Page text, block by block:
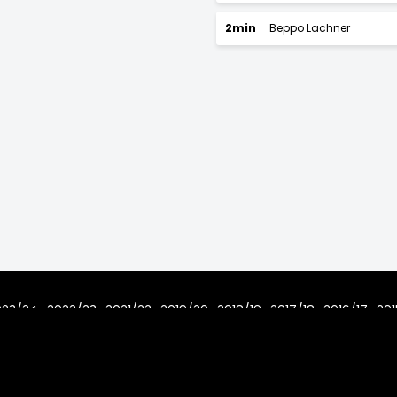
2min Beppo Lachner
24 2022/23 2021/22 2019/20 2018/19 2017/18 2016/17